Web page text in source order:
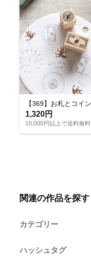
1,320円
10,000円以上で送料無料
関連の作品を探す
カテゴリー
ハッシュタグ